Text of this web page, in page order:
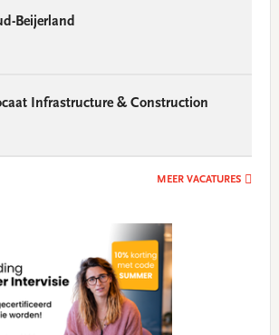
Beijerland
Infrastructure & Construction
MEER VACATURES